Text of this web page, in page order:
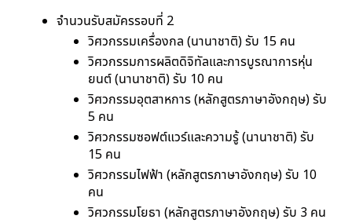
จำนวนรับสมัครรอบที่ 2
วิศวกรรมเครื่องกล (นานาชาติ) รับ 15 คน
วิศวกรรมการผลิตดิจิทัลและการบูรณาการหุ่น
ยนต์ (นานาชาติ) รับ 10 คน
วิศวกรรมอุตสาหการ (หลักสูตรภาษาอังกฤษ) รับ
5 คน
วิศวกรรมซอฟต์แวร์และความรู้ (นานาชาติ) รับ
15 คน
วิศวกรรมไฟฟ้า (หลักสูตรภาษาอังกฤษ) รับ 10
คน
วิศวกรรมโยธา (หลักสูตรภาษาอังกฤษ) รับ 3 คน